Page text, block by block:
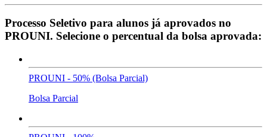
Processo Seletivo para alunos já aprovados no
PROUNI. Selecione o percentual da bolsa aprovada:
PROUNI - 50% (Bolsa Parcial)
Bolsa Parcial